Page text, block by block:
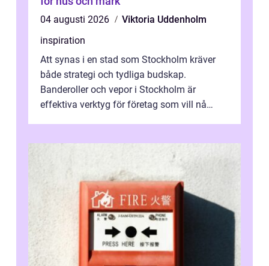
04 augusti 2026
Viktoria Uddenholm
inspiration
Att synas i en stad som Stockholm kräver
både strategi och tydliga budskap.
Banderoller och vepor i Stockholm är
effektiva verktyg för företag som vill nå